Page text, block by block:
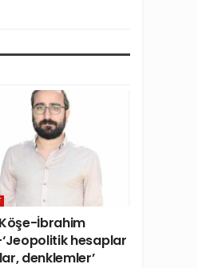
İbrahim
‘Jeopolitik hesaplar
denklemler’